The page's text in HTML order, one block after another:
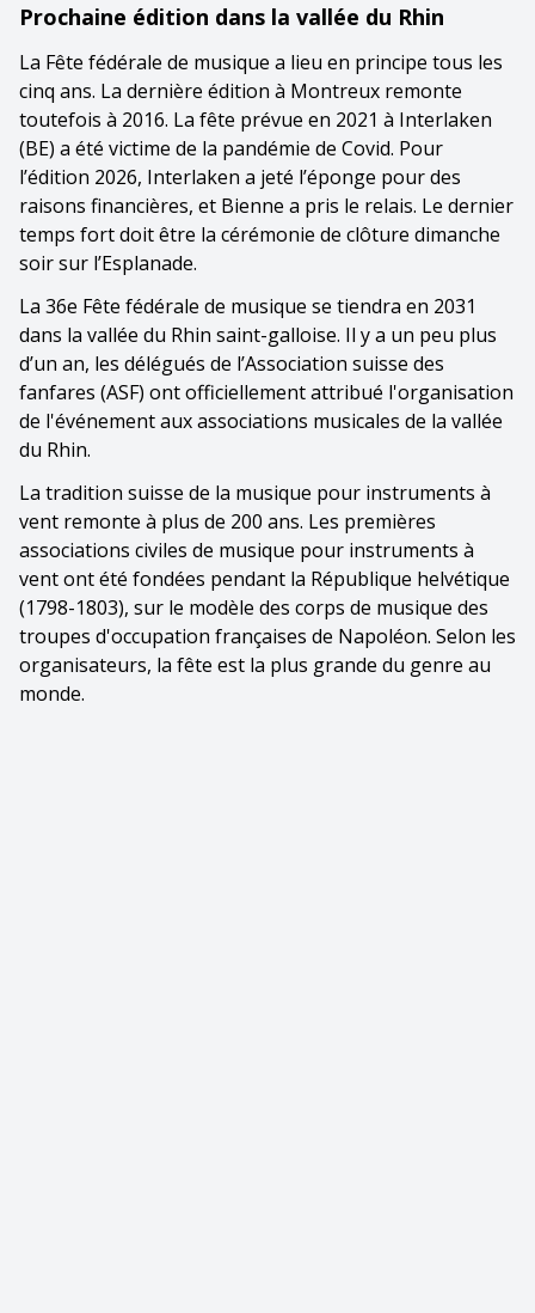
Prochaine édition dans la vallée du Rhin
La Fête fédérale de musique a lieu en principe tous les
cinq ans. La dernière édition à Montreux remonte
toutefois à 2016. La fête prévue en 2021 à Interlaken
(BE) a été victime de la pandémie de Covid. Pour
l’édition 2026, Interlaken a jeté l’éponge pour des
raisons financières, et Bienne a pris le relais. Le dernier
temps fort doit être la cérémonie de clôture dimanche
soir sur l’Esplanade.
La 36e Fête fédérale de musique se tiendra en 2031
dans la vallée du Rhin saint-galloise. Il y a un peu plus
d’un an, les délégués de l’Association suisse des
fanfares (ASF) ont officiellement attribué l'organisation
de l'événement aux associations musicales de la vallée
du Rhin.
La tradition suisse de la musique pour instruments à
vent remonte à plus de 200 ans. Les premières
associations civiles de musique pour instruments à
vent ont été fondées pendant la République helvétique
(1798-1803), sur le modèle des corps de musique des
troupes d'occupation françaises de Napoléon. Selon les
organisateurs, la fête est la plus grande du genre au
monde.